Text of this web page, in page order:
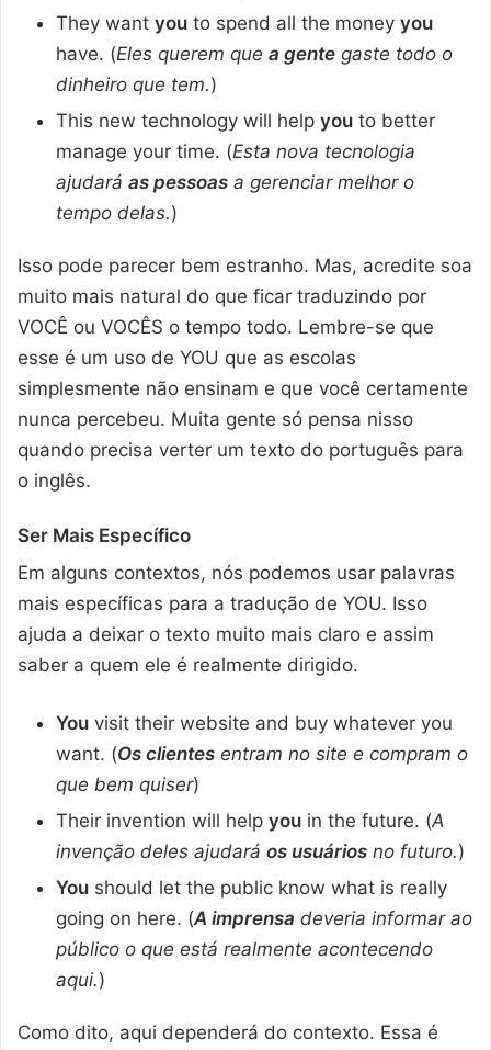
They want you to spend all the money you
have. (Eles querem que a gente gaste todo o
dinheiro que tem.)
This new technology will help you to better
manage your time. (Esta nova tecnologia
ajudará as pessoas a gerenciar melhor o
tempo delas.)
Isso pode parecer bem estranho. Mas, acredite soa
muito mais natural do que ficar traduzindo por
VOCÊ ou VOCÊS o tempo todo. Lembre-se que
esse é um uso de YOU que as escolas
simplesmente não ensinam e que você certamente
nunca percebeu. Muita gente só pensa nisso
quando precisa verter um texto do português para
o inglês.
Ser Mais Específico
Em alguns contextos, nós podemos usar palavras
mais específicas para a tradução de YOU. Isso
ajuda a deixar o texto muito mais claro e assim
saber a quem ele é realmente dirigido.
You visit their website and buy whatever you
want. (Os clientes entram no site e compram o
que bem quiser)
Their invention will help you in the future. (A
invenção deles ajudará os usuários no futuro.)
You should let the public know what is really
going on here. (A imprensa deveria informar ao
público o que está realmente acontecendo
aqui.)
Como dito, aqui dependerá do contexto. Essa é